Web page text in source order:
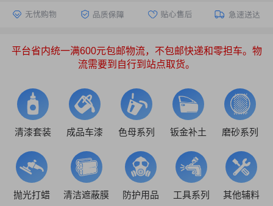
平台省内统一满600元包邮物流，不包邮快递和零担车。物
流需要到自行到站点取货。
清漆套装 成品车漆 色母系列 钣金补土 磨砂系列
抛光打蜡 清洁遮蔽膜 防护用品 工具系列 其他辅料